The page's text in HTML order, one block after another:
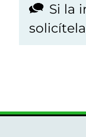
Si la